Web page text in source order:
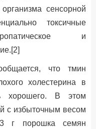
сенсорной
токсичные
и
что тмин
холестерина в
хорошего. В этом
с избыточным весом
г порошка семян